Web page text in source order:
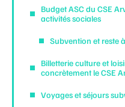
Budget ASC du CSE
activités sociales
Subvention et reste
Billetterie culture et
concrètement le CSE
Voyages et séjours